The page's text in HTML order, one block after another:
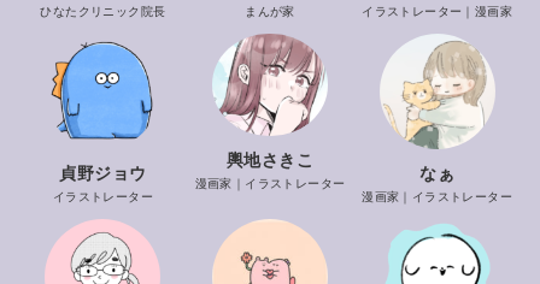
ひなたクリニック院長 まんが家 イラストレーター｜漫画家
貞野ジョウ
イラストレーター
輿地さきこ
漫画家｜イラストレーター なぁ
漫画家｜イラストレーター